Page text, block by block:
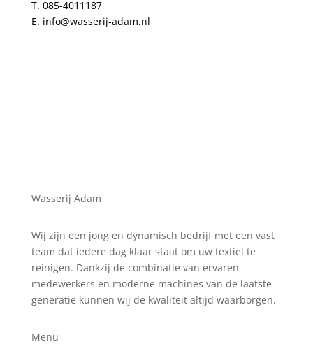
T. 085-4011187
E. info@wasserij-adam.nl
Wasserij Adam
Wij zijn een jong en dynamisch bedrijf met een vast
team dat iedere dag klaar staat om uw textiel te
reinigen. Dankzij de combinatie van ervaren
medewerkers en moderne machines van de laatste
generatie kunnen wij de kwaliteit altijd waarborgen.
Menu